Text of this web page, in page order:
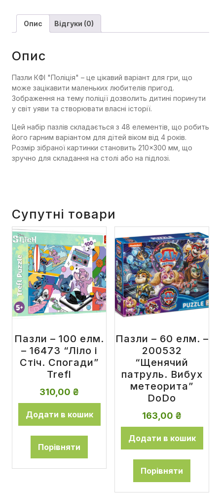
Опис Відгуки (0)
Опис
Пазли КФІ "Поліція" – це цікавий варіант для гри, що
може зацікавити маленьких любителів пригод.
Зображення на тему поліції дозволить дитині поринути
у світ уяви та створювати власні історії.
Цей набір пазлів складається з 48 елементів, що робить
його гарним варіантом для дітей віком від 4 років.
Розмір зібраної картинки становить 210×300 мм, що
зручно для складання на столі або на підлозі.
Супутні товари
Пазли – 100 елм.
– 16473 “Ліло і
Стіч. Спогади”
Trefl
310,00 ₴
Додати в кошик
Порівняти
Пазли – 60 елм. –
200532
“Щенячий
патруль. Вибух
метеорита”
DoDo
163,00 ₴
Додати в кошик
Порівняти